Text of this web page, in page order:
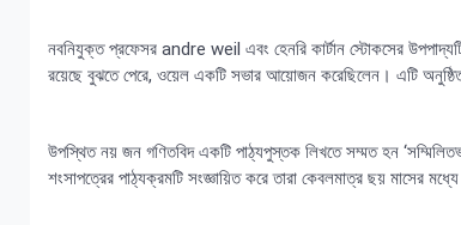
নবনিযুক্ত প্রফেসর andre weil এবং হেনরি কার্টান স্টোকসের
রয়েছে বুঝতে পেরে, ওয়েল একটি সভার আয়োজন করেছিলেন। এটি
উপস্থিত নয় জন গণিতবিদ একটি পাঠ্যপুস্তক লিখতে সম্মত হন
শংসাপত্রের পাঠ্যক্রমটি সংজ্ঞায়িত করে তারা কেবলমাত্র ছয় মাসের